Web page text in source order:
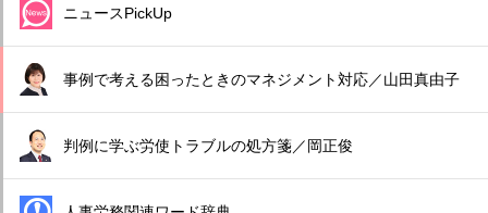
ニュースPickUp
事例で考える困ったときのマネジメント対応／山田真由子
判例に学ぶ労使トラブルの処方箋／岡正俊